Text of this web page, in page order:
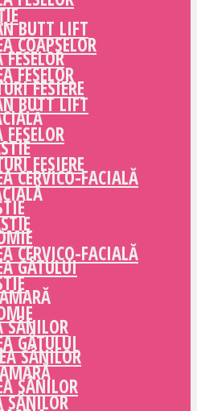
BUTT LIFT
FESIERE
CERVICO-FACIALĂ
GÂTULUI
SÂNILOR
SÂNILOR
SÂNILOR
COAPSELOR
FESELOR
BUTT LIFT
FESIERE
CERVICO-FACIALĂ
GÂTULUI
SÂNILOR